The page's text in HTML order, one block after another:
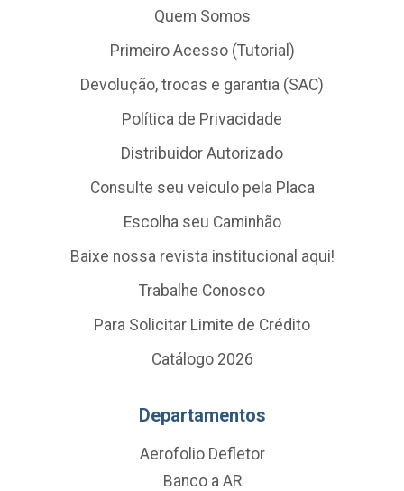
Quem Somos
Primeiro Acesso (Tutorial)
Devolução, trocas e garantia (SAC)
Política de Privacidade
Distribuidor Autorizado
Consulte seu veículo pela Placa
Escolha seu Caminhão
Baixe nossa revista institucional aqui!
Trabalhe Conosco
Para Solicitar Limite de Crédito
Catálogo 2026
Departamentos
Aerofolio Defletor
Banco a AR